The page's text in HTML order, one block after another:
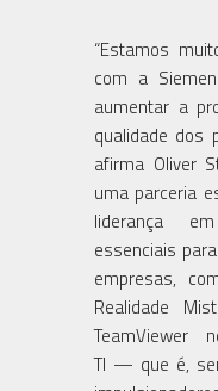
“Estamos
com a
aumentar a
qualidade dos
afirma Oliver
uma parceria
liderança
essenciais
empresas,
Realidade
TeamViewer
TI — que é,